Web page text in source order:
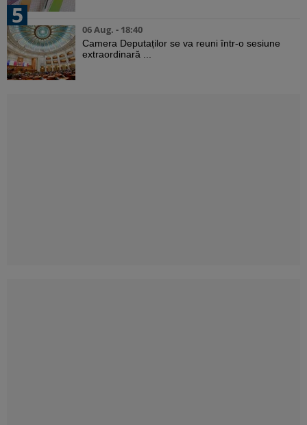
5
06 Aug. - 18:40
Camera Deputaților se va reuni într-o sesiune
extraordinară ...